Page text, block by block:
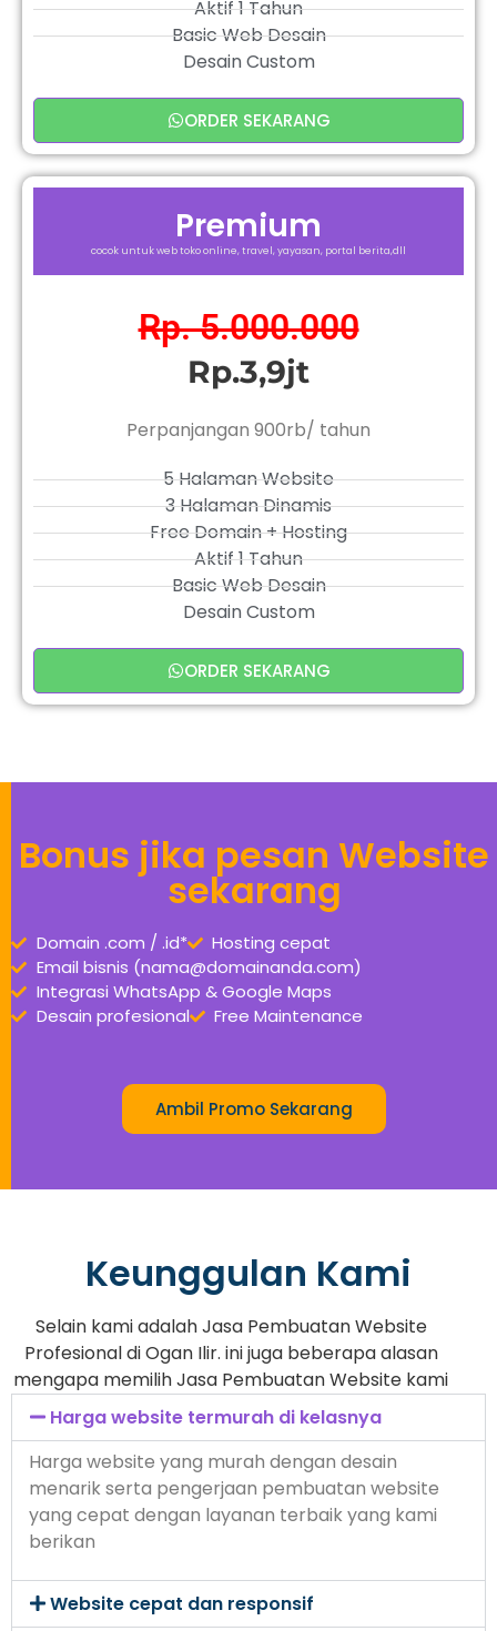
Aktif 1 Tahun
Basic Web Desain
Desain Custom
ORDER SEKARANG
Premium
cocok untuk web toko online, travel, yayasan, portal berita,dll
Rp. 5.000.000
Rp.3,9jt
Perpanjangan 900rb/ tahun
5 Halaman Website
3 Halaman Dinamis
Free Domain + Hosting
Aktif 1 Tahun
Basic Web Desain
Desain Custom
ORDER SEKARANG
Bonus jika pesan Website
sekarang
Domain .com / .id*
Hosting cepat
Email bisnis (nama@domainanda.com)
Integrasi WhatsApp & Google Maps
Desain profesional
Free Maintenance
Ambil Promo Sekarang
Keunggulan Kami
Selain kami adalah Jasa Pembuatan Website
Profesional di Ogan Ilir. ini juga beberapa alasan
mengapa memilih Jasa Pembuatan Website kami
Harga website termurah di kelasnya
Harga website yang murah dengan desain
menarik serta pengerjaan pembuatan website
yang cepat dengan layanan terbaik yang kami
berikan
Website cepat dan responsif